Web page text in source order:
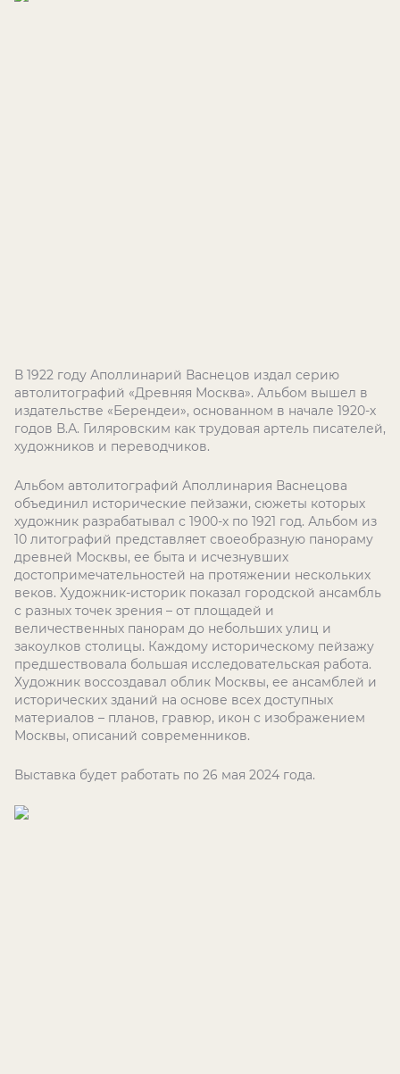
В 1922 году Аполлинарий Васнецов издал серию
автолитографий «Древняя Москва». Альбом вышел в
издательстве «Берендеи», основанном в начале 1920-х
годов В.А. Гиляровским как трудовая артель писателей,
художников и переводчиков.
Альбом автолитографий Аполлинария Васнецова
объединил исторические пейзажи, сюжеты которых
художник разрабатывал с 1900-х по 1921 год. Альбом из
10 литографий представляет своеобразную панораму
древней Москвы, ее быта и исчезнувших
достопримечательностей на протяжении нескольких
веков. Художник-историк показал городской ансамбль
с разных точек зрения – от площадей и
величественных панорам до небольших улиц и
закоулков столицы. Каждому историческому пейзажу
предшествовала большая исследовательская работа.
Художник воссоздавал облик Москвы, ее ансамблей и
исторических зданий на основе всех доступных
материалов – планов, гравюр, икон с изображением
Москвы, описаний современников.
Выставка будет работать по 26 мая 2024 года.